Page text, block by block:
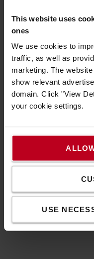
This website uses
ones
We use cookies to
traffic, as well as
marketing. The
show relevant
domain. Click "View
your cookie settings.
USE
Για ό,τι κι αν